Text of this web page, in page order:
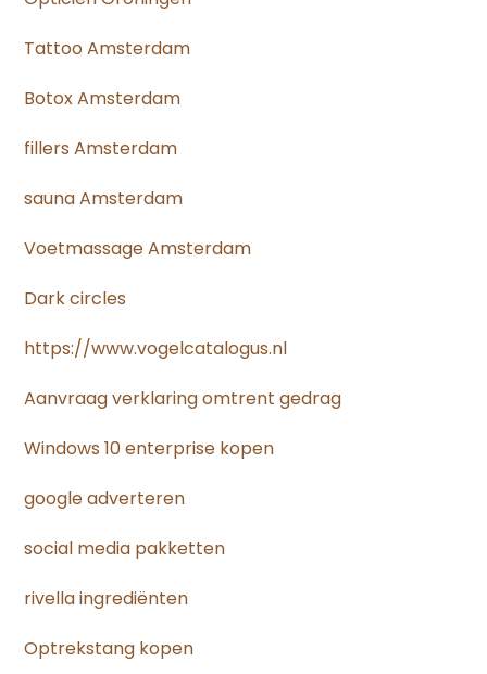
Tattoo Amsterdam
Botox Amsterdam
fillers Amsterdam
sauna Amsterdam
Voetmassage Amsterdam
Dark circles
https://www.vogelcatalogus.nl
Aanvraag verklaring omtrent gedrag
Windows 10 enterprise kopen
google adverteren
social media pakketten
rivella ingrediënten
Optrekstang kopen